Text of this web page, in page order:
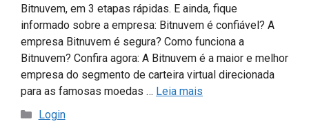
Bitnuvem, em 3 etapas rápidas. E ainda, fique
informado sobre a empresa: Bitnuvem é confiável? A
empresa Bitnuvem é segura? Como funciona a
Bitnuvem? Confira agora: A Bitnuvem é a maior e melhor
empresa do segmento de carteira virtual direcionada
para as famosas moedas … Leia mais
Categorias
Login